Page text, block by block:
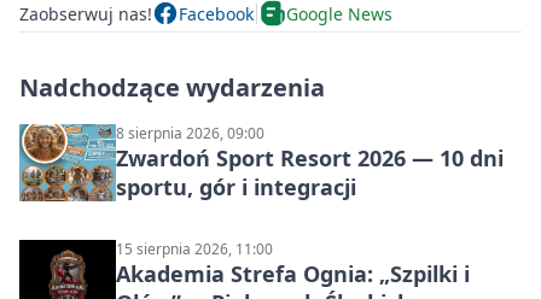
Zaobserwuj nas! Facebook Google News
Nadchodzące wydarzenia
8 sierpnia 2026, 09:00
Zwardoń Sport Resort 2026 — 10 dni
sportu, gór i integracji
15 sierpnia 2026, 11:00
Akademia Strefa Ognia: „Szpilki i